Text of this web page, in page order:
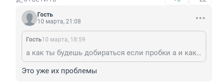
Гость
10 марта, 21:08
Гость10 марта, 18:59
а как ты будешь добираться если пробки а и как доставщики будут ездить а
Это уже их проблемы